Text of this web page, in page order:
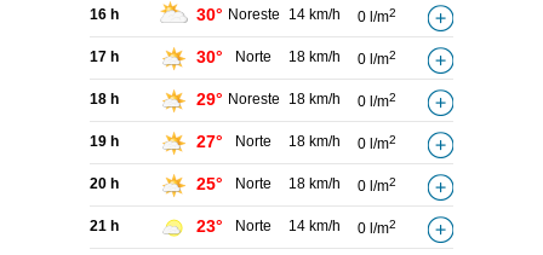
16 h 30° Noreste 14 km/h 0 l/m2
17 h 30° Norte 18 km/h 0 l/m2
18 h 29° Noreste 18 km/h 0 l/m2
19 h 27° Norte 18 km/h 0 l/m2
20 h 25° Norte 18 km/h 0 l/m2
21 h 23° Norte 14 km/h 0 l/m2